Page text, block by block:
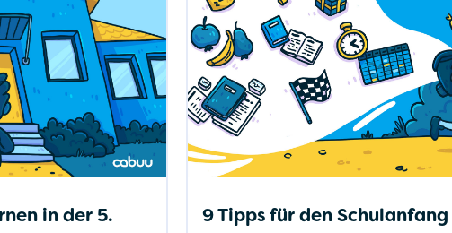
in der 5.
9 Tipps für den Schulanfang